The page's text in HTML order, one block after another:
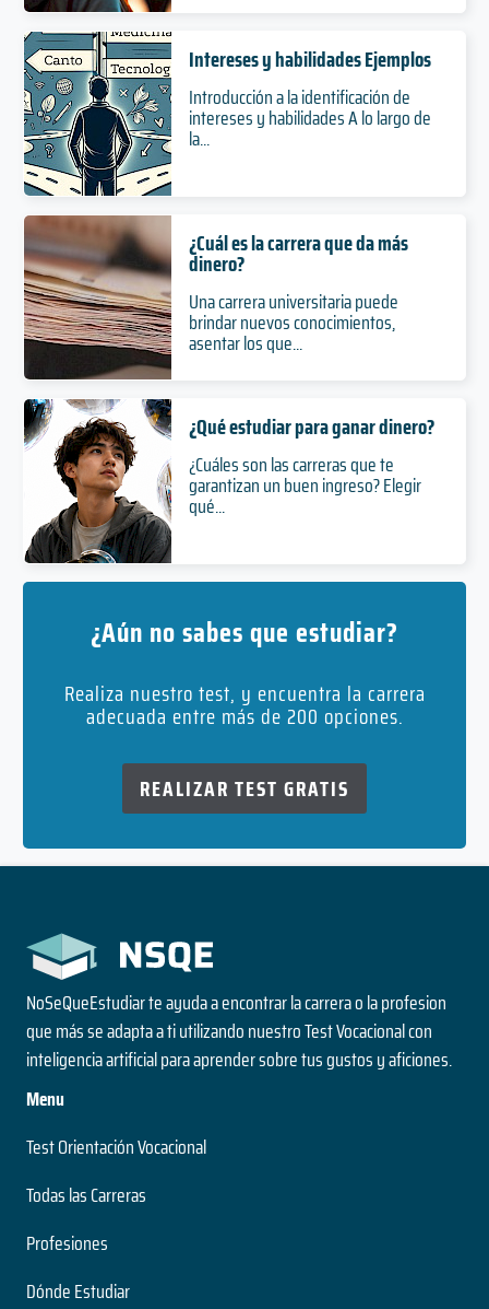
Intereses y habilidades Ejemplos
Introducción a la identificación de
intereses y habilidades A lo largo de
la...
¿Cuál es la carrera que da más
dinero?
Una carrera universitaria puede
brindar nuevos conocimientos,
asentar los que...
¿Qué estudiar para ganar dinero?
¿Cuáles son las carreras que te
garantizan un buen ingreso? Elegir
qué...
¿Aún no sabes que estudiar?
Realiza nuestro test, y encuentra la carrera
adecuada entre más de 200 opciones.
REALIZAR TEST GRATIS
NoSeQueEstudiar te ayuda a encontrar la carrera o la profesion
que más se adapta a ti utilizando nuestro Test Vocacional con
inteligencia artificial para aprender sobre tus gustos y aficiones.
Menu
Test Orientación Vocacional
Todas las Carreras
Profesiones
Dónde Estudiar